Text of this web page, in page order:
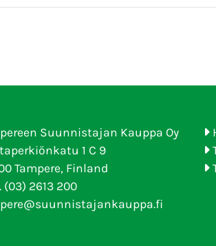
Suunnistajan Kauppa Oy
1 C 9
Tampere, Finland
(03) 2613 200